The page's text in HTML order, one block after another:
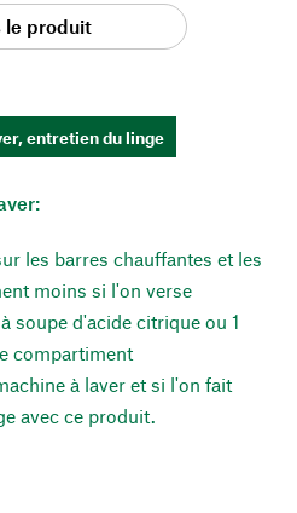
le produit
entretien du linge
les barres chauffantes et les
moins si l'on verse
soupe d'acide citrique ou 1
compartiment
à laver et si l'on fait
avec ce produit.